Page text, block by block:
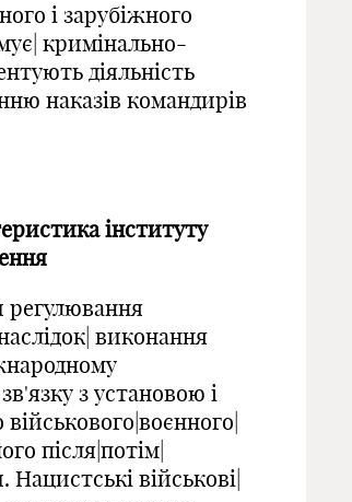
і зарубіжного
кримінально-
діяльність
наказів командирів
інституту
виконання
з установою і
після|потім|
Нацистські військові|